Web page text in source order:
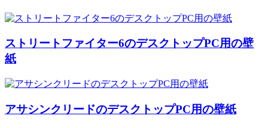
ストリートファイター6のデスクトップPC用の壁
紙
アサシンクリードのデスクトップPC用の壁紙